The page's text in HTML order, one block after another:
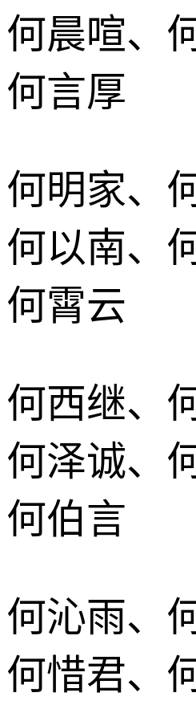
何晨喧、
何言厚
何明家、
何以南、
何霄云
何西继、
何泽诚、
何伯言
何沁雨、
何惜君、